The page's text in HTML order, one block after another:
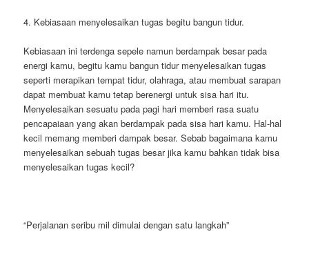
4. Kebiasaan menyelesaikan tugas begitu bangun tidur.
Kebiasaan ini terdenga sepele namun berdampak besar pada
energi kamu, begitu kamu bangun tidur menyelesaikan tugas
seperti merapikan tempat tidur, olahraga, atau membuat sarapan
dapat membuat kamu tetap berenergi untuk sisa hari itu.
Menyelesaikan sesuatu pada pagi hari memberi rasa suatu
pencapaiaan yang akan berdampak pada sisa hari kamu. Hal-hal
kecil memang memberi dampak besar. Sebab bagaimana kamu
menyelesaikan sebuah tugas besar jika kamu bahkan tidak bisa
menyelesaikan tugas kecil?
“Perjalanan seribu mil dimulai dengan satu langkah”